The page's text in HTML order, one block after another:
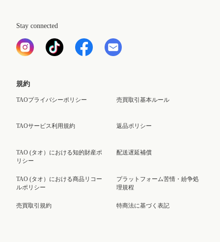
Stay connected
規約
TAOプライバシーポリシー
TAOサービス利用規約
TAO (タオ）における知的財産ポ
リシー
TAO (タオ）における商品リコー
ルポリシー
売買取引規約
売買取引基本ルール
返品ポリシー
配送遅延補償
プラットフォーム苦情・紛争処
理規程
特商法に基づく表記